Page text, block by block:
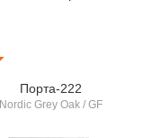
Порта-222
Nordic Grey Oak / GF